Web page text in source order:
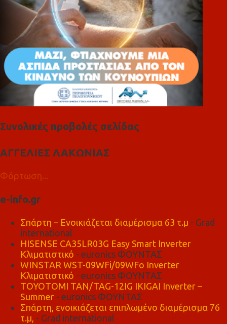
Συνολικές προβολές σελίδας
ΑΓΓΕΛΙΕΣ ΛΑΚΩΝΙΑΣ
Φόρτωση...
e-info.gr
Σπάρτη – Ενοικιάζεται διαμέρισμα 63 τ.μ - Grad
international
HISENSE CA35LR03G Easy Smart Inverter
Κλιματιστικό - euronics ΦΟΥΝΤΑΣ
WINSTAR WST-09WFi/09WFo Inverter
Κλιματιστικό - euronics ΦΟΥΝΤΑΣ
TOYOTOMI TAN/TAG-12IG IKIGAI Inverter –
Summer - euronics ΦΟΥΝΤΑΣ
Σπάρτη, ενοικιάζεται επιπλωμένο διαμέρισμα 76
τ.μ, - Grad international